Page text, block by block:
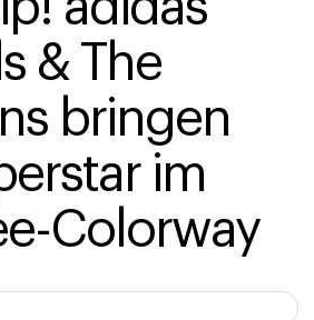
& The
bringen
im
Colorway